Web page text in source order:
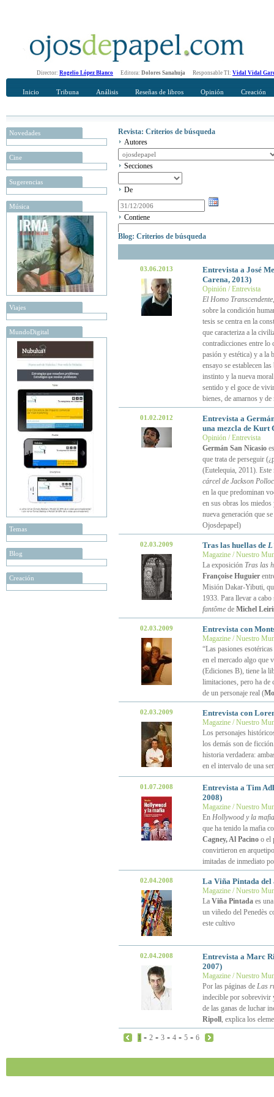
Director: Rogelio López Blanco Editora: Dolores Sanahuja Responsable TI: Vidal Vidal
Inicio Tribuna Análisis Reseñas de libros Opinión Creación
Novedades
Cine
Sugerencias
Música
Viajes
MundoDigital
Temas
Blog
Creación
Revista: Criterios de búsqueda
Autores
Secciones
De
Contiene
Blog: Criterios de búsqueda
03.06.2013
Entrevista a José
Carena, 2013)
Opinión / Entrevista
El Homo Transcendente
sobre la condición
tesis se centra en la
que caracteriza a la
contradicciones entre lo
pasión y estética) y a la
ensayo se establecen
instinto y la nueva
sentido y el goce de
bienes, de amarnos y de
01.02.2012
Entrevista a
una mezcla de Kurt
Opinión / Entrevista
Germán San Nicasio
que trata de perseguir
(Eutelequia, 2011).
cárcel de Jackson
en la que predominan
en sus obras los miedos
nueva generación que
Ojosdepapel)
02.03.2009 Tras las huellas de
Magazine / Nuestro
La exposición Tras las
Françoise Huguier
Misión Dakar-Yibuti,
1933. Para llevar a
fantômede Michel
02.03.2009 Entrevista con
Magazine / Nuestro
“Las pasiones
en el mercado algo que
(Ediciones B), tiene la
limitaciones, pero ha de
de un personaje real (
02.03.2009 Entrevista con
Magazine / Nuestro
Los personajes
los demás son de
historia verdadera:
en el intervalo de una
01.07.2008
Entrevista a Tim
2008)
Magazine / Nuestro
En Hollywood y la mafia
que ha tenido la mafia
Cagney, Al Pacinoo el
convirtieron en
imitadas de inmediato
02.04.2008 La Viña Pintada del
Magazine / Nuestro
La Viña Pintadaes
un viñedo del Penedès
este cultivo
02.04.2008
Entrevista a Marc
2007)
Magazine / Nuestro
Por las páginas de Las
indecible por sobrevivir
de las ganas de luchar
Ripoll, explica los
1 - 2 - 3 - 4 - 5 - 6